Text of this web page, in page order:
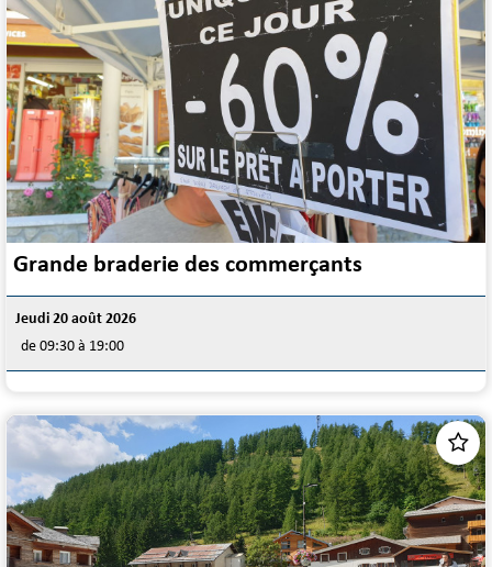
Grande braderie des commerçants
Jeudi 20 août 2026
de 09:30 à 19:00